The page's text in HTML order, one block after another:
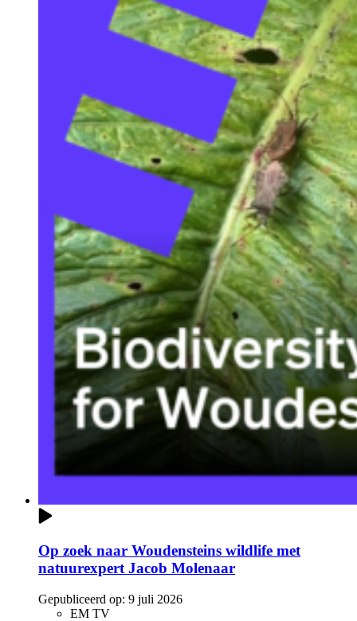
Op zoek naar Woudensteins wildlife met
natuurexpert Jacob Molenaar
Gepubliceerd op: 9 juli 2026
EM TV